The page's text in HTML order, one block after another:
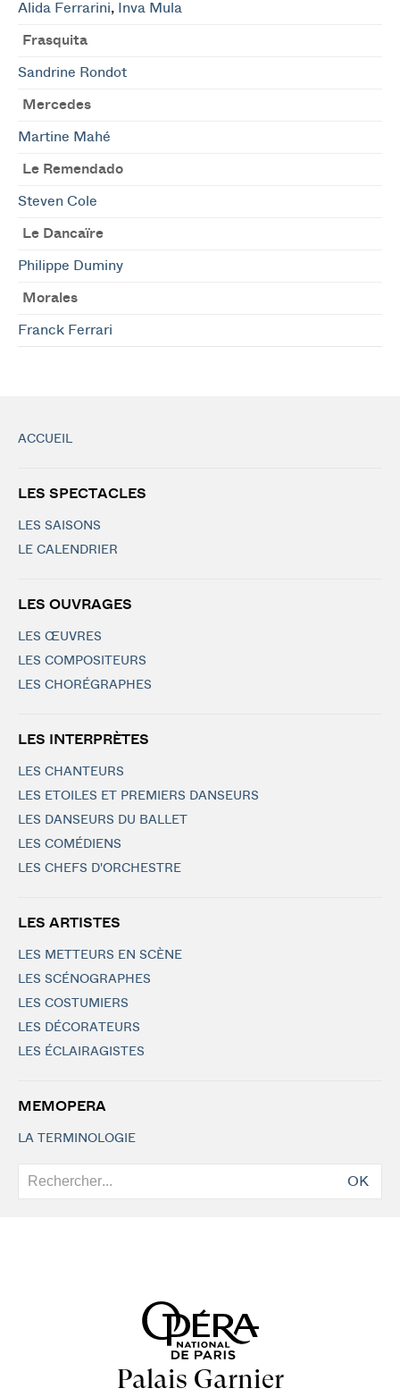
Alida Ferrarini, Inva Mula
Frasquita
Sandrine Rondot
Mercedes
Martine Mahé
Le Remendado
Steven Cole
Le Dancaïre
Philippe Duminy
Morales
Franck Ferrari
ACCUEIL
LES SPECTACLES
LES SAISONS
LE CALENDRIER
LES OUVRAGES
LES ŒUVRES
LES COMPOSITEURS
LES CHORÉGRAPHES
LES INTERPRÈTES
LES CHANTEURS
LES ETOILES ET PREMIERS DANSEURS
LES DANSEURS DU BALLET
LES COMÉDIENS
LES CHEFS D'ORCHESTRE
LES ARTISTES
LES METTEURS EN SCÈNE
LES SCÉNOGRAPHES
LES COSTUMIERS
LES DÉCORATEURS
LES ÉCLAIRAGISTES
MEMOPERA
LA TERMINOLOGIE
OK
Palais Garnier